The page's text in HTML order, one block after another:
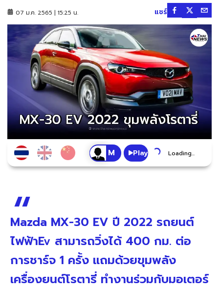
07 ม.ค. 2565 | 15:25 น. แชร์
Play Loading...
Mazda MX-30 EV ปี 2022 รถยนต์
ไฟฟ้าEv สามารถวิ่งได้ 400 กม. ต่อ
การชาร์จ 1 ครั้ง แถมด้วยขุมพลัง
เครื่องยนต์โรตารี่ ทำงานร่วมกับมอเตอร์